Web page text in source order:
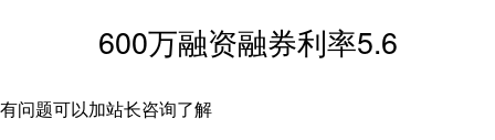
600万融资融券利率5.6
有问题可以加站长咨询了解